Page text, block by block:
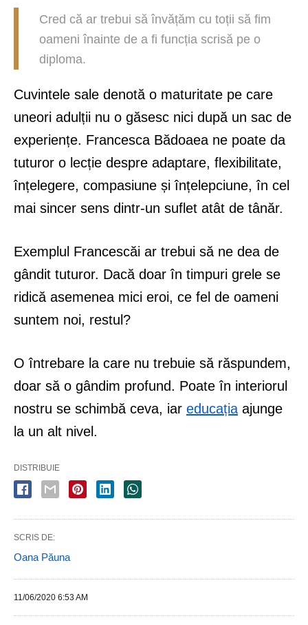
Cred că ar trebui să învățăm cu toții să fim
oameni înainte de a fi funcția scrisă pe o
diploma.
Cuvintele sale denotă o maturitate pe care
uneori adulții nu o găsesc nici după un sac de
experiențe. Francesca Bădoaea ne poate da
tuturor o lecție despre adaptare, flexibilitate,
înțelegere, compasiune și înțelepciune, în cel
mai sincer sens dintr-un suflet atât de tânăr.
Exemplul Francescăi ar trebui să ne dea de
gândit tuturor. Dacă doar în timpuri grele se
ridică asemenea mici eroi, ce fel de oameni
suntem noi, restul?
O întrebare la care nu trebuie să răspundem,
doar să o gândim profund. Poate în interiorul
nostru se schimbă ceva, iar educația ajunge
la un alt nivel.
DISTRIBUIE
SCRIS DE:
Oana Păuna
11/06/2020 6:53 AM